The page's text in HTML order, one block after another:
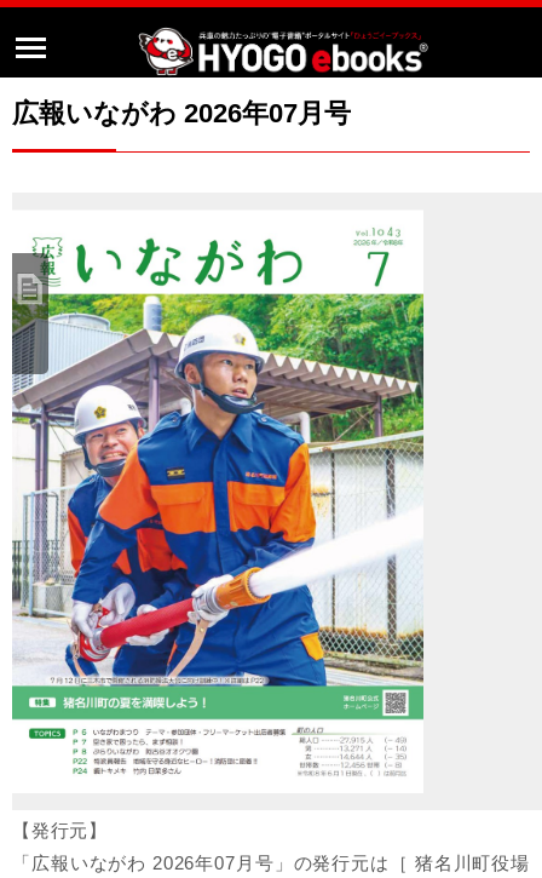
広報いながわ 2026年07月号
【発行元】
「広報いながわ 2026年07月号」の発行元は［ 猪名川町役場